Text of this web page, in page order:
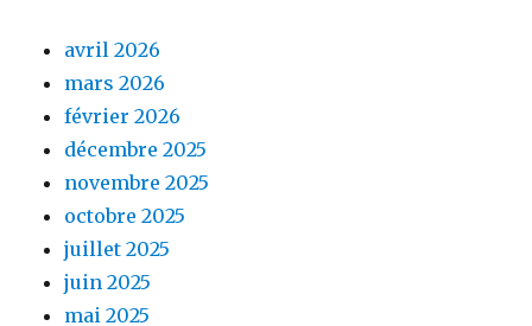
avril 2026
mars 2026
février 2026
décembre 2025
novembre 2025
octobre 2025
juillet 2025
juin 2025
mai 2025